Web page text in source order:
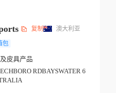
复制 澳大利亚
包
皮具产品
RDBAYSWATER 6